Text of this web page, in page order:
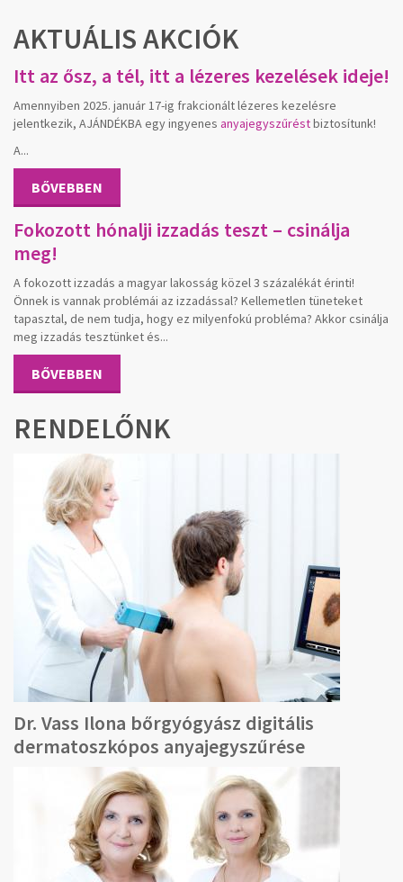
AKTUÁLIS AKCIÓK
Itt az ősz, a tél, itt a lézeres kezelések ideje!
Amennyiben 2025. január 17-ig frakcionált lézeres kezelésre
jelentkezik, AJÁNDÉKBA egy ingyenes anyajegyszűréstbiztosítunk!
A...
BŐVEBBEN
Fokozott hónalji izzadás teszt – csinálja
meg!
A fokozott izzadás a magyar lakosság közel 3 százalékát érinti!
Önnek is vannak problémái az izzadással? Kellemetlen tüneteket
tapasztal, de nem tudja, hogy ez milyenfokú probléma? Akkor csinálja
meg izzadás tesztünket és...
BŐVEBBEN
RENDELŐNK
Dr. Vass Ilona bőrgyógyász digitális
dermatoszkópos anyajegyszűrése